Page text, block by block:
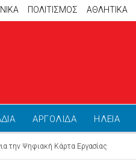
ΠΟΛΙΤΙΣΜΟΣ ΑΘΛΗΤΙΚΆ
ΑΡΓΟΛΙΔΑ ΗΛΕΙΑ
την Ψηφιακή Κάρτα Εργασίας